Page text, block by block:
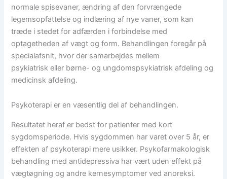
normale spisevaner, ændring af den forvrængede
legemsopfattelse og indlæring af nye vaner, som kan
træde i stedet for adfærden i forbindelse med
optagetheden af vægt og form. Behandlingen foregår på
specialafsnit, hvor der samarbejdes mellem
psykiatrisk eller børne- og ungdomspsykiatrisk afdeling og
medicinsk afdeling.
Psykoterapi er en væsentlig del af behandlingen.
Resultatet heraf er bedst for patienter med kort
sygdomsperiode. Hvis sygdommen har varet over 5 år, er
effekten af psykoterapi mere usikker. Psykofarmakologisk
behandling med antidepressiva har vært uden effekt på
vægtøgning og andre kernesymptomer ved anoreksi.